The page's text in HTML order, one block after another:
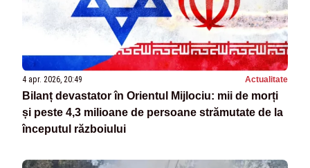
4 apr. 2026, 20:49 Actualitate
Bilanț devastator în Orientul Mijlociu: mii de morți
și peste 4,3 milioane de persoane strămutate de la
începutul războiului